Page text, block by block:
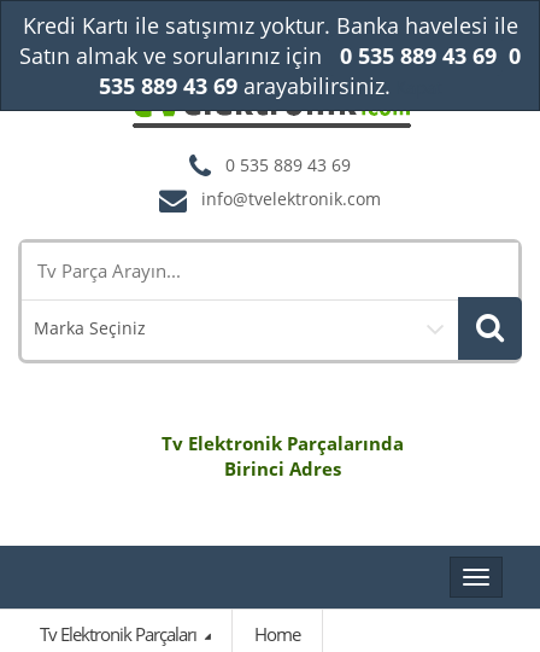
0 535 889 43 69
info@tvelektronik.com
Marka Seçiniz
Tv Elektronik Parçalarında
Birinci Adres
Toggle
Tv Elektronik Parçaları
Home
Kredi Kartı ile satışımız yoktur. Banka havelesi ile
Satın almak ve sorularınız için
0 535 889 43 69 0
535 889 43 69arayabilirsiniz.